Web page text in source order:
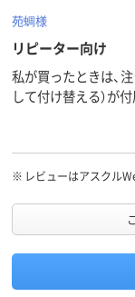
苑蜩様
リピーター向け
私が買ったときは、
して付け替える）が
ョップで買ったと
言うことなしの満点
とダメ」というワガ
※ レビューはアスクル